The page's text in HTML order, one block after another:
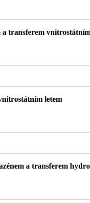
transferem
letem
a transferem